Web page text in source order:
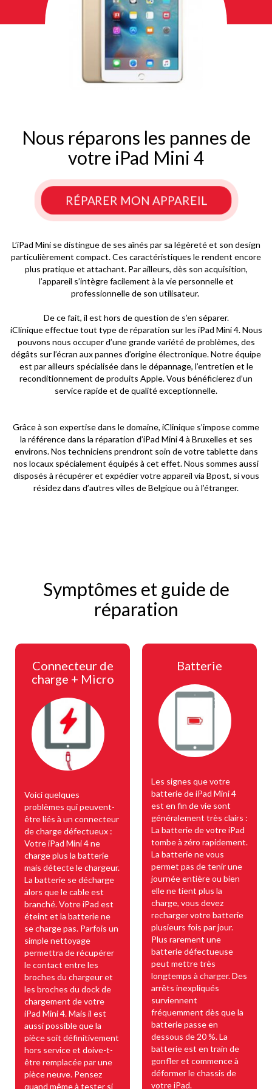
Nous réparons les pannes de
votre iPad Mini 4
RÉPARER MON APPAREIL
L’iPad Mini se distingue de ses aînés par sa légèreté et son design
particulièrement compact. Ces caractéristiques le rendent encore
plus pratique et attachant. Par ailleurs, dès son acquisition,
l’appareil s’intègre facilement à la vie personnelle et
professionnelle de son utilisateur.
De ce fait, il est hors de question de s’en séparer.
iClinique effectue tout type de réparation sur les iPad Mini 4. Nous
pouvons nous occuper d’une grande variété de problèmes, des
dégâts sur l’écran aux pannes d’origine électronique. Notre équipe
est par ailleurs spécialisée dans le dépannage, l’entretien et le
reconditionnement de produits Apple. Vous bénéficierez d’un
service rapide et de qualité exceptionnelle.
Grâce à son expertise dans le domaine, iClinique s’impose comme
la référence dans la réparation d’iPad Mini 4 à Bruxelles et ses
environs. Nos techniciens prendront soin de votre tablette dans
nos locaux spécialement équipés à cet effet. Nous sommes aussi
disposés à récupérer et expédier votre appareil via Bpost, si vous
résidez dans d’autres villes de Belgique ou à l’étranger.
Symptômes et guide de
réparation
Connecteur de
charge + Micro
Voici quelques
problèmes qui peuvent-
être liés à un connecteur
de charge défectueux :
Votre iPad Mini 4 ne
charge plus la batterie
mais détecte le chargeur.
La batterie se décharge
alors que le cable est
branché. Votre iPad est
éteint et la batterie ne
se charge pas. Parfois un
simple nettoyage
permettra de récupérer
le contact entre les
broches du chargeur et
les broches du dock de
chargement de votre
iPad Mini 4. Mais il est
aussi possible que la
pièce soit définitivement
hors service et doive-t-
être remplacée par une
pièce neuve. Pensez
quand même à tester si
Batterie
Les signes que votre
batterie de iPad Mini 4
est en fin de vie sont
généralement très clairs :
La batterie de votre iPad
tombe à zéro rapidement.
La batterie ne vous
permet pas de tenir une
journée entière ou bien
elle ne tient plus la
charge, vous devez
recharger votre batterie
plusieurs fois par jour.
Plus rarement une
batterie défectueuse
peut mettre très
longtemps à charger. Des
arrêts inexpliqués
surviennent
fréquemment dès que la
batterie passe en
dessous de 20 %. La
batterie est en train de
gonfler et commence à
déformer le chassis de
votre iPad.